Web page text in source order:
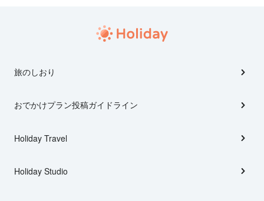
旅のしおり
おでかけプラン投稿ガイドライン
Holiday Travel
Holiday Studio